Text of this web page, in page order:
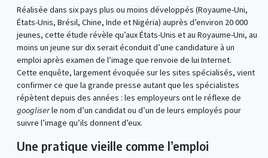
Réalisée dans six pays plus ou moins développés (Royaume-Uni,
États-Unis, Brésil, Chine, Inde et Nigéria) auprès d’environ 20 000
jeunes, cette étude révèle qu’aux États-Unis et au Royaume-Uni, au
moins un jeune sur dix serait éconduit d’une candidature à un
emploi après examen de l’image que renvoie de lui Internet.
Cette enquête, largement évoquée sur les sites spécialisés, vient
confirmer ce que la grande presse autant que les spécialistes
répètent depuis des années : les employeurs ont le réflexe de
googliserle nom d’un candidat ou d’un de leurs employés pour
suivre l’image qu’ils donnent d’eux.
Une pratique vieille comme l’emploi